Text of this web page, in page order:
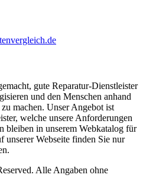
gute Reparatur-Dienstleister
und den Menschen anhand
machen. Unser Angebot ist
welche unsere Anforderungen
bleiben in unserem Webkatalog für
unserer Webseite finden Sie nur
Alle Angaben ohne